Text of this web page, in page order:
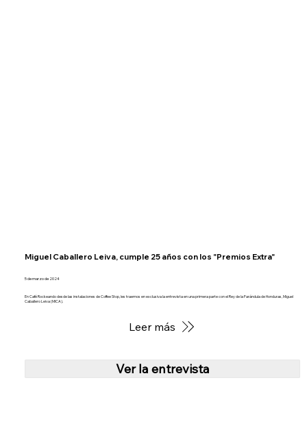
Miguel Caballero Leiva, cumple 25 años con los "Premios Extra"
5 de marzo de 2024
En Café Rockeando desde las instalaciones de Coffee Stop, les traemos en exclusiva la entrevista en una primera parte con el Rey de la Farándula de Honduras, Miguel
Caballero Leiva (MICA).
Ver la entrevista
Leer más